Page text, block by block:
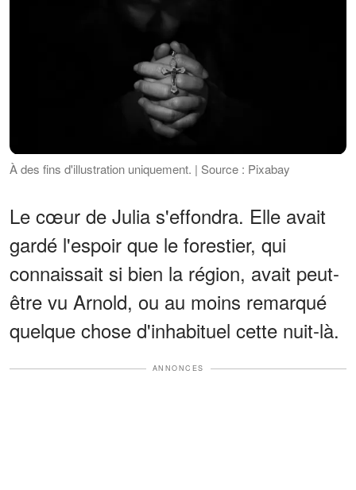
À des fins d'illustration uniquement. | Source : Pixabay
Le cœur de Julia s'effondra. Elle avait
gardé l'espoir que le forestier, qui
connaissait si bien la région, avait peut-
être vu Arnold, ou au moins remarqué
quelque chose d'inhabituel cette nuit-là.
ANNONCES